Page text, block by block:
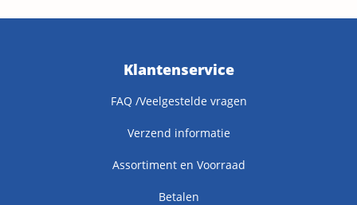
Klantenservice
FAQ /Veelgestelde vragen
Verzend informatie
Assortiment en Voorraad
Betalen